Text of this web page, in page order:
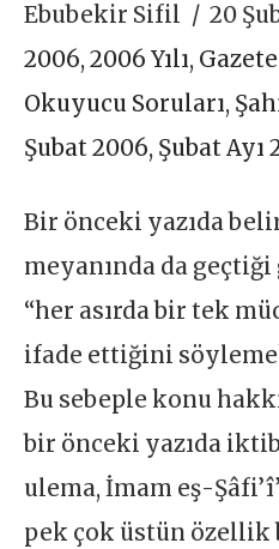
Ebubekir Sifil
20
2006,2006 Yılı,
Okuyucu Soruları,
Şubat 2006, Şubat Ayı
Bir önceki yazıda
meyanında da
“her asırda bir tek
ifade ettiğini
Bu sebeple konu
bir önceki yazıda
ulema, İmam eş-
pek çok üstün